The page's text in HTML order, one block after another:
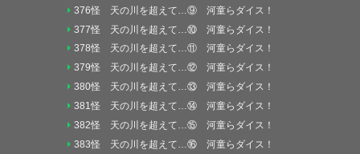
376怪 天の川を超えて…⑨ 河童らダイス！
377怪 天の川を超えて…⑩ 河童らダイス！
378怪 天の川を超えて…⑪ 河童らダイス！
379怪 天の川を超えて…⑫ 河童らダイス！
380怪 天の川を超えて…⑬ 河童らダイス！
381怪 天の川を超えて…⑭ 河童らダイス！
382怪 天の川を超えて…⑮ 河童らダイス！
383怪 天の川を超えて…⑯ 河童らダイス！